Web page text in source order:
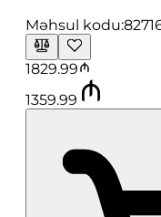
Məhsul kodu:
1829.99
1359.99